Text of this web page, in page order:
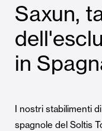
Saxun,
in
I nostri stabilimenti
spagnole del Soltis